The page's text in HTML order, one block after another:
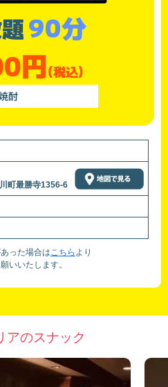
90分
円(税込)
酎
町最勝寺1356-6
った場合はこちら より
いいたします。
アのスナック